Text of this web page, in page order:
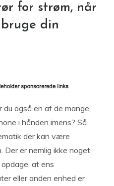
for strøm, når
din
også en af de mange,
i hånden imens? Så
der kan være
er nemlig ikke noget,
at ens
eller anden enhed er